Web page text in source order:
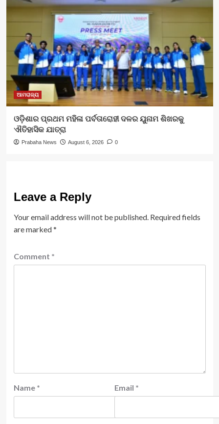
ଆମରାଜ୍ୟ
ଓଡ଼ିଶାର ପ୍ରଥମ ମହିଳା ପର୍ବତାରୋହୀ ଦଳର ୟୁନାମ ଶିଖରକୁ
ଐତିହାସିକ ଯାତ୍ରା
Prabaha News August 6, 2026 0
Leave a Reply
Your email address will not be published. Required fields
are marked*
Comment *
Name * Email *